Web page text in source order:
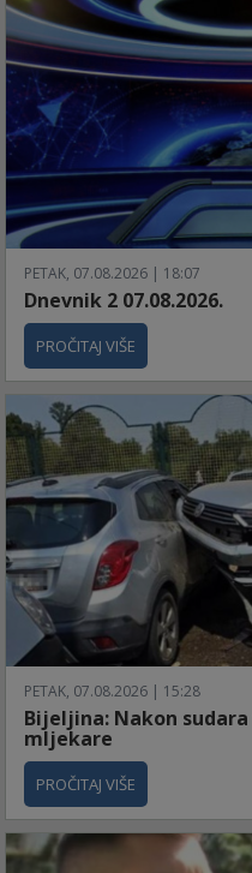
PETAK, 07.08.2026 | 18:07
Dnevnik 2 07.08.2026.
PROČITAJ VIŠE
PETAK, 07.08.2026 | 15:28
Bijeljina: Nakon
mljekare
PROČITAJ VIŠE